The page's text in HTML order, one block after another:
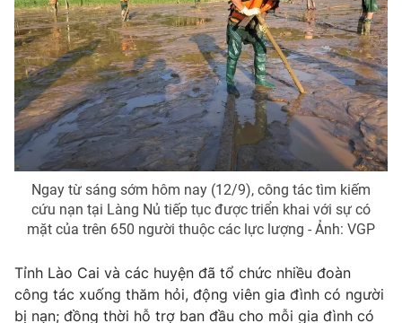
thông tin từ website này.
Ngay từ sáng sớm hôm nay (12/9), công tác tìm kiếm
cứu nạn tại Làng Nủ tiếp tục được triển khai với sự có
mặt của trên 650 người thuộc các lực lượng - Ảnh: VGP
Tỉnh Lào Cai và các huyện đã tổ chức nhiều đoàn
công tác xuống thăm hỏi, động viên gia đình có người
bị nạn; đồng thời hỗ trợ ban đầu cho mỗi gia đình có